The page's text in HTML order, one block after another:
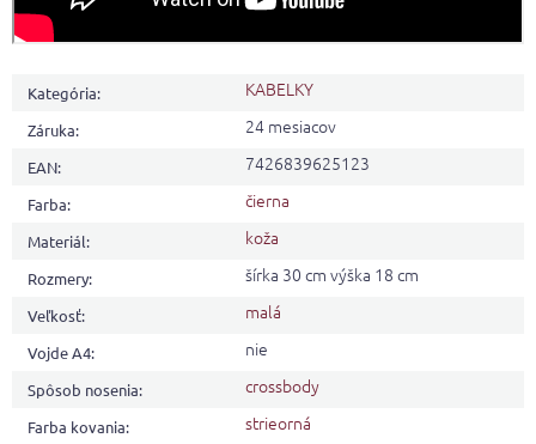
Kategória: KABELKY
Záruka: 24 mesiacov
EAN: 7426839625123
Farba: čierna
Materiál: koža
Rozmery: šírka 30 cm výška 18 cm
Veľkosť: malá
Vojde A4: nie
Spôsob nosenia: crossbody
Farba kovania: strieorná